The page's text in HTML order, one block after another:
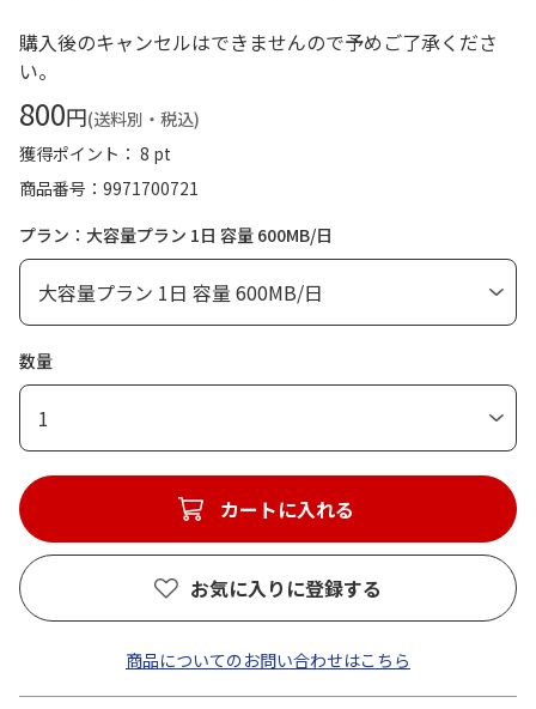
購入後のキャンセルはできませんので予めご了承くださ
い。
800円(送料別・税込)
獲得ポイント： 8 pt
商品番号
9971700721
プラン：大容量プラン 1日 容量 600MB/日
数量
1
カートに入れる
お気に入りに登録する
商品についてのお問い合わせはこちら